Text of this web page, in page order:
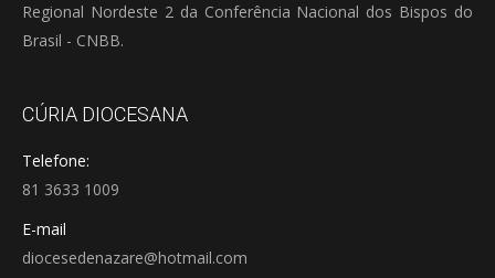
Regional Nordeste 2 da Conferência Nacional dos Bispos do
Brasil - CNBB.
CÚRIA DIOCESANA
Telefone:
81 3633 1009
E-mail
diocesedenazare@hotmail.com